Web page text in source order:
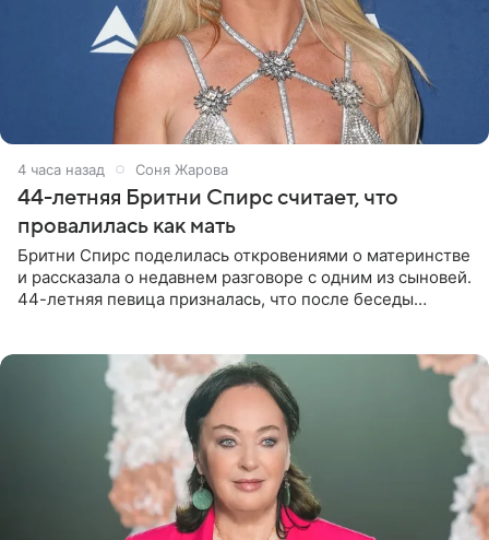
4 часа назад Соня Жарова
44-летняя Бритни Спирс считает, что
провалилась как мать
Бритни Спирс поделилась откровениями о материнстве
и рассказала о недавнем разговоре с одним из сыновей.
44-летняя певица призналась, что после беседы